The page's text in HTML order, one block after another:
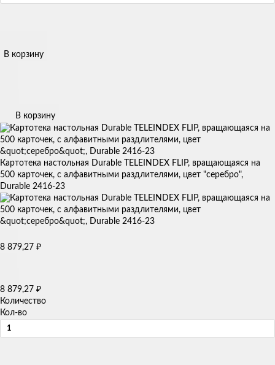
В корзину
В корзину
Картотека настольная Durable TELEINDEX FLIP, вращающаяся на
500 карточек, с алфавитными раздлителями, цвет "серебро",
Durable 2416-23
8 879,27 ₽
8 879,27 ₽
Количество
Кол-во